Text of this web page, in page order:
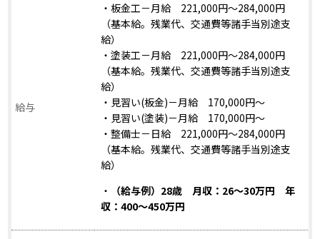
給与
・板金工－月給 221,000円～284,000円
（基本給。残業代、交通費等諸手当別途支
給）
・塗装工－月給 221,000円～284,000円
（基本給。残業代、交通費等諸手当別途支
給）
・見習い(板金)－月給 170,000円～
・見習い(塗装)－月給 170,000円～
・整備士－日給 221,000円～284,000円
（基本給。残業代、交通費等諸手当別途支
給）
・
（給与例）28歳 月収：26～30万円 年
収：400～450万円